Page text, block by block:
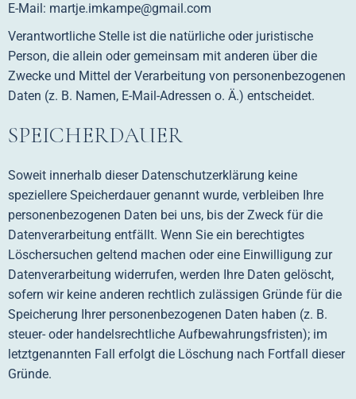
E-Mail: martje.imkampe@gmail.com
Verantwortliche Stelle ist die natürliche oder juristische
Person, die allein oder gemeinsam mit anderen über die
Zwecke und Mittel der Verarbeitung von personenbezogenen
Daten (z. B. Namen, E-Mail-Adressen o. Ä.) entscheidet.
SPEICHERDAUER
Soweit innerhalb dieser Datenschutzerklärung keine
speziellere Speicherdauer genannt wurde, verbleiben Ihre
personenbezogenen Daten bei uns, bis der Zweck für die
Datenverarbeitung entfällt. Wenn Sie ein berechtigtes
Löschersuchen geltend machen oder eine Einwilligung zur
Datenverarbeitung widerrufen, werden Ihre Daten gelöscht,
sofern wir keine anderen rechtlich zulässigen Gründe für die
Speicherung Ihrer personenbezogenen Daten haben (z. B.
steuer- oder handelsrechtliche Aufbewahrungsfristen); im
letztgenannten Fall erfolgt die Löschung nach Fortfall dieser
Gründe.